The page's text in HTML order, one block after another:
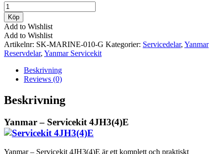
Yanmar
-
Servicekit
4JH3(4)E
mängd
Köp
Add to Wishlist
Add to Wishlist
Artikelnr: SK-MARINE-010-G Kategorier: Servicedelar, Yanmar
Reservdelar, Yanmar Servicekit
Beskrivning
Reviews (0)
Beskrivning
Yanmar – Servicekit 4JH3(4)E
Yanmar – Servicekit 4JH3(4)E är ett komplett och praktiskt